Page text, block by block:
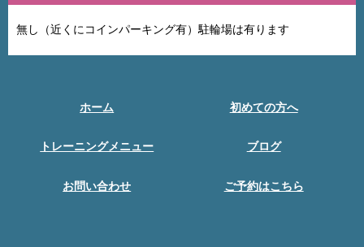
無し（近くにコインパーキング有）駐輪場は有ります
ホーム 初めての方へ
トレーニングメニュー ブログ
お問い合わせ ご予約はこちら